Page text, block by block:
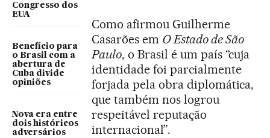
Congresso dos
EUA
Benefício para
o Brasil com a
abertura de
Cuba divide
opiniões
Nova era entre
dois históricos
adversários
Como afirmou Guilherme
Casarões em O Estado de São
Paulo, o Brasil é um país “cuja
identidade foi parcialmente
forjada pela obra diplomática,
que também nos logrou
respeitável reputação
internacional”.